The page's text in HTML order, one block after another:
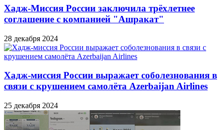
Хадж-Миссия России заключила трёхлетнее
соглашение с компанией "Ашракат"
28 декабря 2024
Хадж-миссия России выражает соболезнования в
связи с крушением самолёта Azerbaijan Airlines
25 декабря 2024